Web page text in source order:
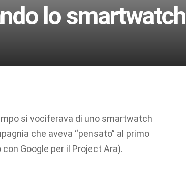
lo smartwatch
si vociferava di uno smartwatch
che aveva “pensato” al primo
Google per il Project Ara).